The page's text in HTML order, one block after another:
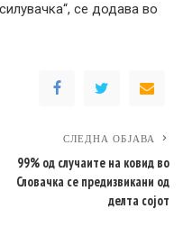
се додава во
СЛЕДНА ОБЈАВА
99% од случаите на ковид во
Словачка се предизвикани од
делта сојот